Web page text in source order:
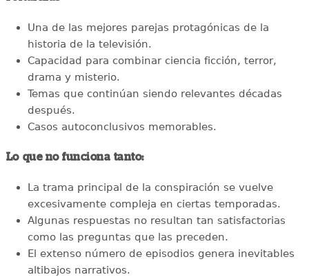
Una de las mejores parejas protagónicas de la
historia de la televisión.
Capacidad para combinar ciencia ficción, terror,
drama y misterio.
Temas que continúan siendo relevantes décadas
después.
Casos autoconclusivos memorables.
Lo que no funciona tanto:
La trama principal de la conspiración se vuelve
excesivamente compleja en ciertas temporadas.
Algunas respuestas no resultan tan satisfactorias
como las preguntas que las preceden.
El extenso número de episodios genera inevitables
altibajos narrativos.